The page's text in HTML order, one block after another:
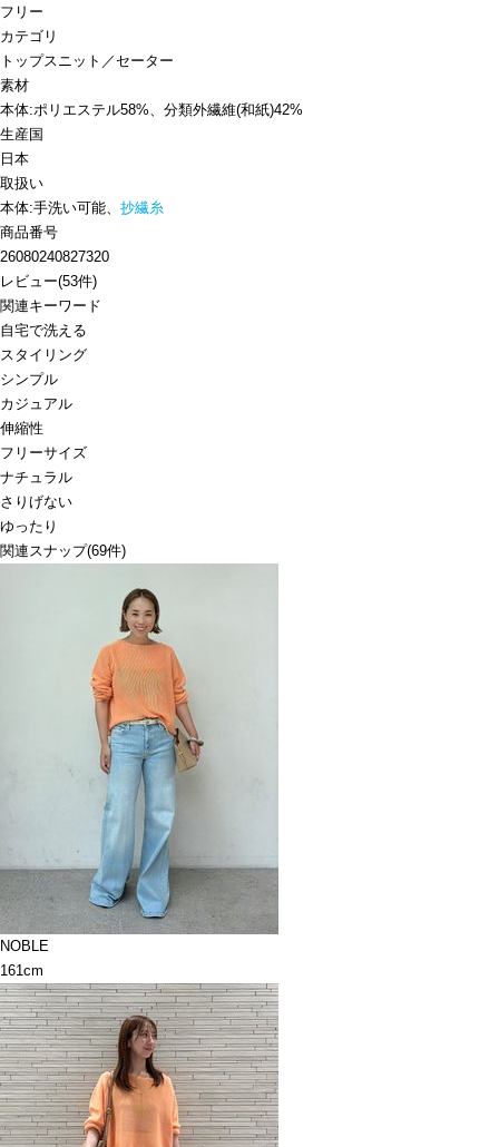
フリー
カテゴリ
トップスニット／セーター
素材
本体:ポリエステル58%、分類外繊維(和紙)42%
生産国
日本
取扱い
本体:手洗い可能、 抄繊糸
商品番号
26080240827320
レビュー(53件)
関連キーワード
自宅で洗える
スタイリング
シンプル
カジュアル
伸縮性
フリーサイズ
ナチュラル
さりげない
ゆったり
関連スナップ(69件)
NOBLE
161cm